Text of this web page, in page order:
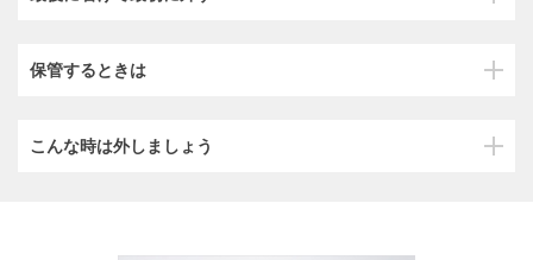
保管するときは
こんな時は外しましょう